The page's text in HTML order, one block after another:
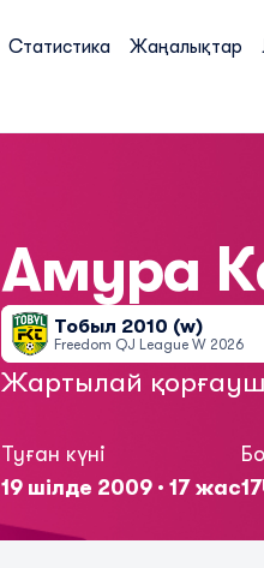
Статистика Жаңалықтар
Амура
Тобыл 2010 (w)
Freedom QJ League W 2026
Жартылай
Туған күні
19 шілде 2009 · 17 жас